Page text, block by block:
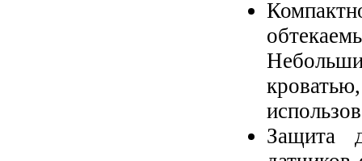
Защита